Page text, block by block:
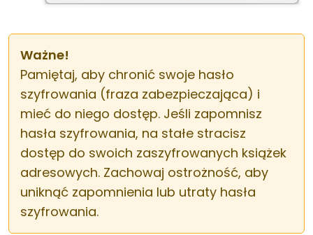
Ważne!
Pamiętaj, aby chronić swoje hasło
szyfrowania (fraza zabezpieczająca) i
mieć do niego dostęp. Jeśli zapomnisz
hasła szyfrowania, na stałe stracisz
dostęp do swoich zaszyfrowanych książek
adresowych. Zachowaj ostrożność, aby
uniknąć zapomnienia lub utraty hasła
szyfrowania.